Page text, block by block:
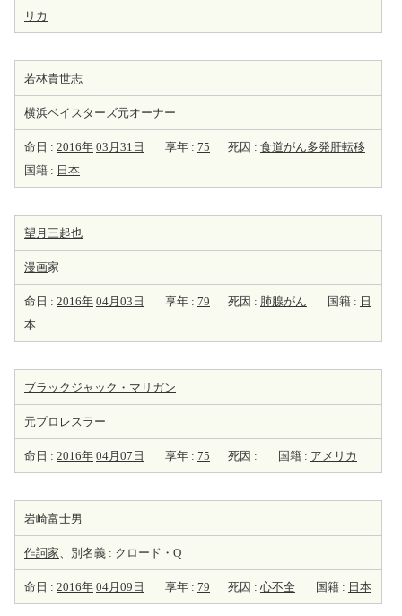
リカ
若林貴世志
横浜ベイスターズ元オーナー
命日 : 2016年 03月31日 享年 : 75 死因 : 食道がん多発肝転移
国籍 : 日本
望月三起也
漫画家
命日 : 2016年 04月03日 享年 : 79 死因 : 肺腺がん 国籍 : 日
本
ブラックジャック・マリガン
元プロレスラー
命日 : 2016年 04月07日 享年 : 75 死因 : 国籍 : アメリカ
岩崎富士男
作詞家、別名義 : クロード・Q
命日 : 2016年 04月09日 享年 : 79 死因 : 心不全 国籍 : 日本